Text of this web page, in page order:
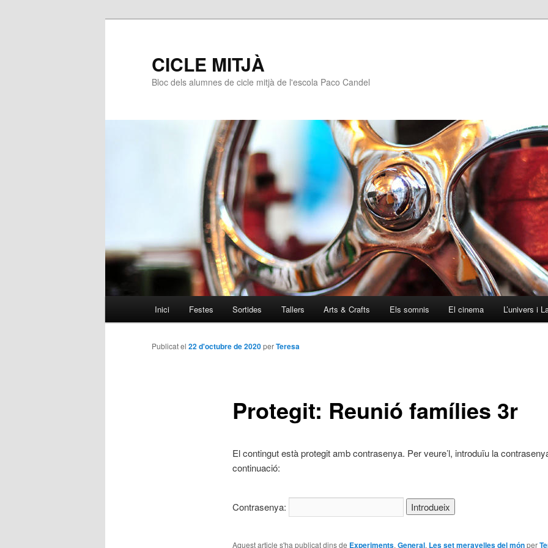
CICLE MITJÀ
Bloc dels alumnes de cicle mitjà de l'escola Paco Candel
Aneu
al
Inici Festes Sortides Tallers Arts & Crafts Els somnis El cinema L’univers i
Protegit: Reunió famílies 3r
Publicat el 22 d'octubre de 2020perTeresa
El contingut està protegit amb contrasenya. Per veure’l, introduïu la
continuació:
Contrasenya:
Aquest article s'ha publicat dins de Experiments, General, Les set meravelles del mónper